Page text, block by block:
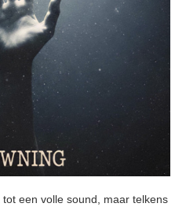
een volle sound, maar telkens